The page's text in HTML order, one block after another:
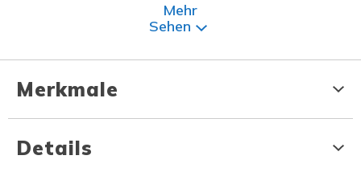
Mehr
Sehen
Merkmale
Details